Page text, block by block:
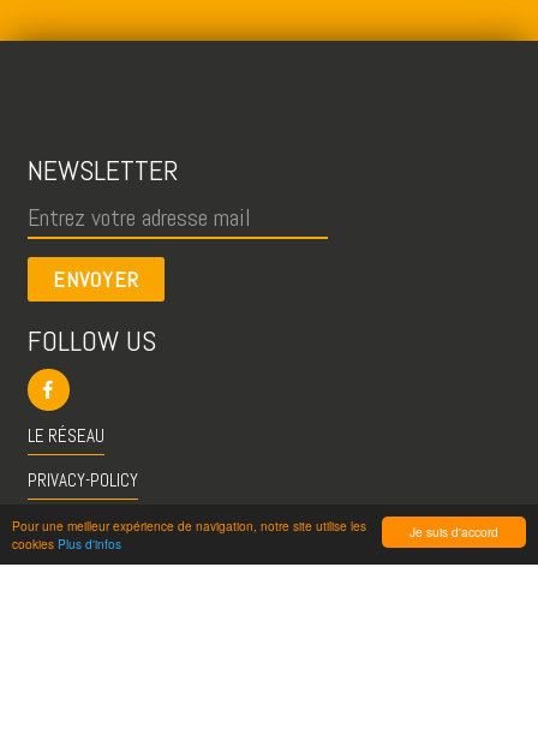
Je suis d'accord
Pour une meilleur expérience de navigation, notre site utilise les
cookies Plus d'infos
NEWSLETTER
ENVOYER
FOLLOW US
LE RÉSEAU
PRIVACY-POLICY
CGU
INFO@VISITESPASSION.PRO